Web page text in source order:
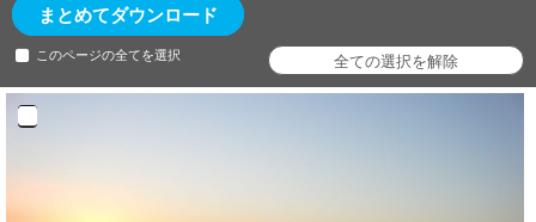
まとめてダウンロード
このページの全てを選択